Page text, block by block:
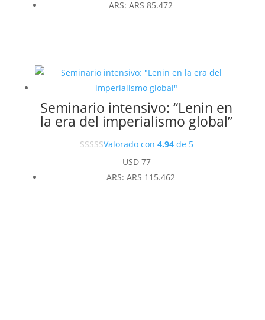
ARS: ARS 85.472
Seminario intensivo: “Lenin en
la era del imperialismo global”
Valorado con 4.94de 5
USD77
ARS: ARS 115.462